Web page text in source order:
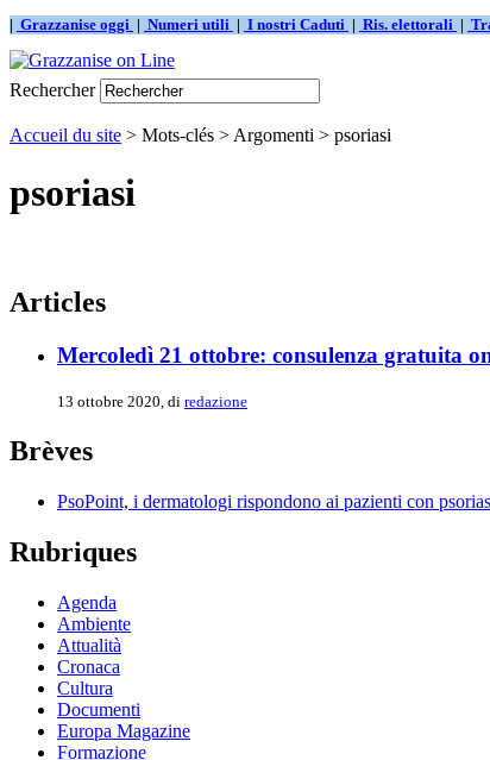
| Grazzanise oggi | Numeri utili | I nostri Caduti | Ris. elettorali |
Rechercher
Accueil du site > Mots-clés > Argomenti > psoriasi
psoriasi
Articles
Mercoledì 21 ottobre: consulenza gratuita
13 ottobre 2020, di redazione
Brèves
PsoPoint, i dermatologi rispondono ai pazienti con
Rubriques
Agenda
Ambiente
Attualità
Cronaca
Cultura
Documenti
Europa Magazine
Formazione